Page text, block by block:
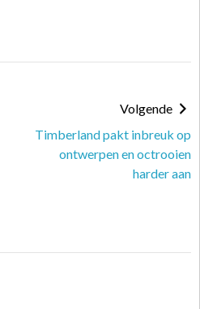
Volgende
Timberland pakt inbreuk op
ontwerpen en octrooien
harder aan